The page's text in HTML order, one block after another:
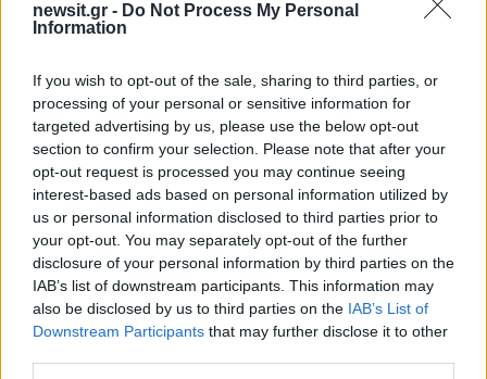
newsit.gr - Do Not Process My Personal
Information
If you wish to opt-out of the sale, sharing to third parties, or
processing of your personal or sensitive information for
targeted advertising by us, please use the below opt-out
section to confirm your selection. Please note that after your
opt-out request is processed you may continue seeing
interest-based ads based on personal information utilized by
us or personal information disclosed to third parties prior to
your opt-out. You may separately opt-out of the further
disclosure of your personal information by third parties on the
IAB’s list of downstream participants. This information may
also be disclosed by us to third parties on the IAB’s List of
Downstream Participants that may further disclose it to other